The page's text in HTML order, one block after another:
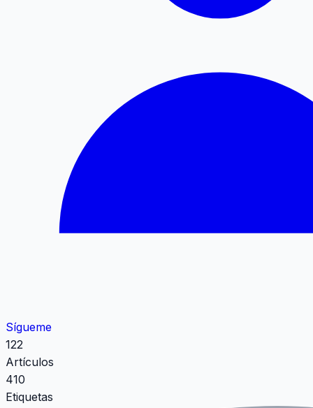
Sígueme
122
Artículos
410
Etiquetas